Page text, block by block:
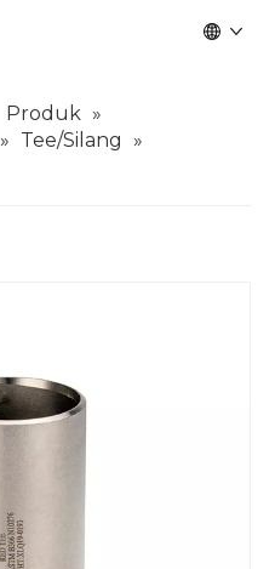
Produk »
» Tee/Silang
»